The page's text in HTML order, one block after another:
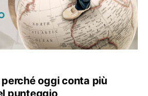
oggi conta più
punteggio